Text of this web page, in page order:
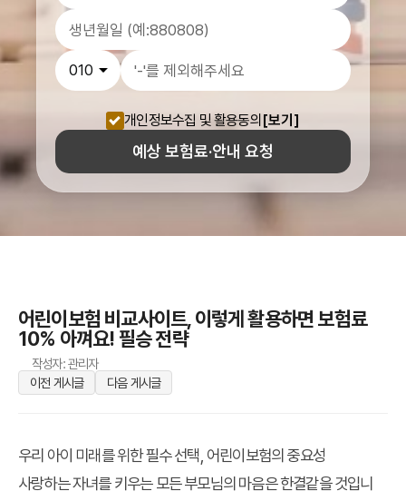
개인정보수집 및 활용동의 [보기]
예상 보험료·안내 요청
어린이보험 비교사이트, 이렇게 활용하면 보험료
10% 아껴요! 필승 전략
작성자: 관리자
이전 게시글
다음 게시글
우리 아이 미래를 위한 필수 선택, 어린이보험의 중요성
사랑하는 자녀를 키우는 모든 부모님의 마음은 한결같을 것입니